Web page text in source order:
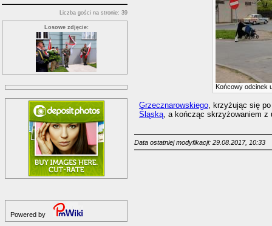
Liczba gości na stronie: 39
Losowe zdjęcie:
Powered by
Końcowy odcinek
Grzecznarowskiego, krzyżując się
Śląską, a kończąc skrzyżowaniem
Data ostatniej modyfikacji: 29.08.2017, 10:33